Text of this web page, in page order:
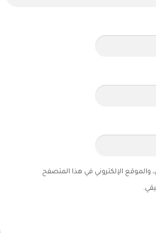
والموقع الإلكتروني في هذا المتصفح